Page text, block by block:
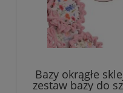
Bazy okrągłe
zestaw bazy do